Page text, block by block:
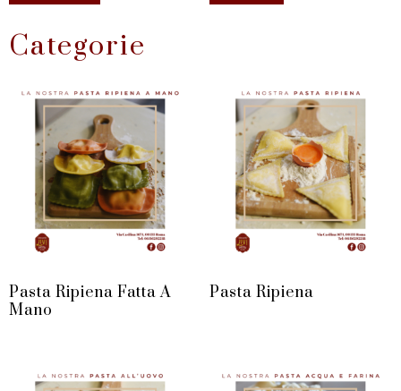
Categorie
Pasta Ripiena Fatta A
Mano
Pasta Ripiena